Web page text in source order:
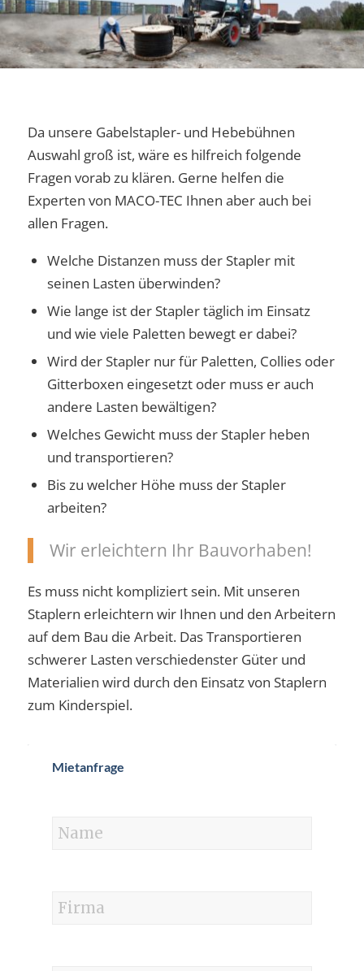
Da unsere Gabelstapler- und Hebebühnen
Auswahl groß ist, wäre es hilfreich folgende
Fragen vorab zu klären. Gerne helfen die
Experten von MACO-TEC Ihnen aber auch bei
allen Fragen.
Welche Distanzen muss der Stapler mit
seinen Lasten überwinden?
Wie lange ist der Stapler täglich im Einsatz
und wie viele Paletten bewegt er dabei?
Wird der Stapler nur für Paletten, Collies oder
Gitterboxen eingesetzt oder muss er auch
andere Lasten bewältigen?
Welches Gewicht muss der Stapler heben
und transportieren?
Bis zu welcher Höhe muss der Stapler
arbeiten?
Wir erleichtern Ihr Bauvorhaben!
Es muss nicht kompliziert sein. Mit unseren
Staplern erleichtern wir Ihnen und den Arbeitern
auf dem Bau die Arbeit. Das Transportieren
schwerer Lasten verschiedenster Güter und
Materialien wird durch den Einsatz von Staplern
zum Kinderspiel.
Mietanfrage